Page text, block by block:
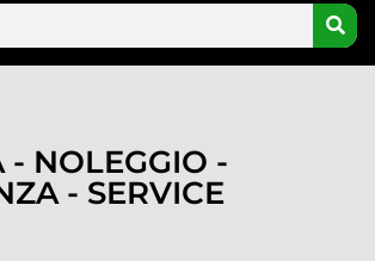
- NOLEGGIO -
- SERVICE